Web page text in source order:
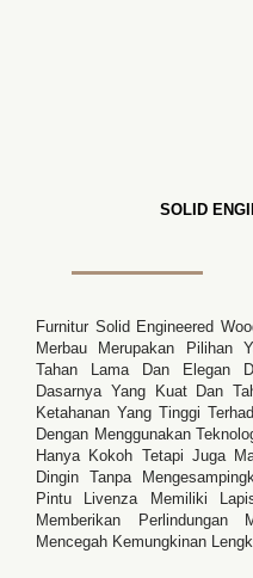
SOLID
Furnitur Solid Engineered
Merbau Merupakan Pilihan
Tahan Lama Dan Elegan
Dasarnya Yang Kuat Dan
Ketahanan Yang Tinggi
Dengan Menggunakan
Hanya Kokoh Tetapi Juga
Dingin Tanpa
Pintu Livenza Memiliki
Memberikan Perlindungan
Mencegah Kemungkinan